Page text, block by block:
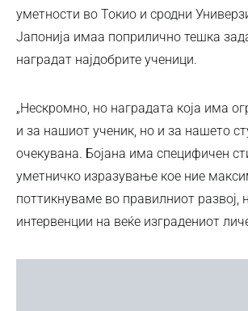
уметности во Токио и сродни
Јапонија имаа поприлично тешка
наградат најдобрите ученици.
„Нескромно, но наградата која има
и за нашиот ученик, но и за нашето
oчекувана. Бојана има специфичен
уметничко изразување кое ние
поттикнуваме во правилниот развој,
интервенции на веќе изградениот